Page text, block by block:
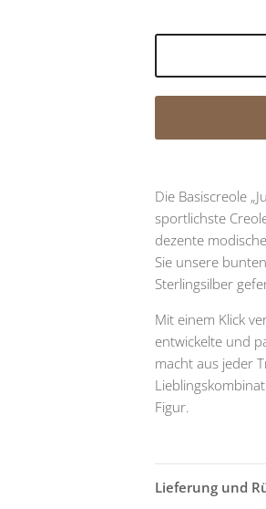
Die Basiscreole
sportlichste
dezente
Sie unsere
Sterlingsilber
Mit einem Klick
entwickelte und
macht aus jeder
Figur.
Lieferung und